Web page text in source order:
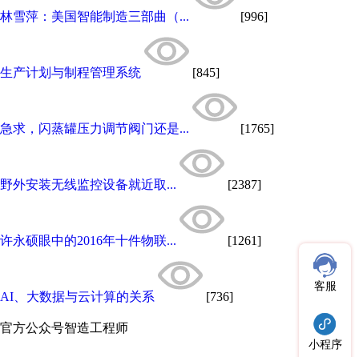
林雪萍：美国智能制造三部曲（... [996]
生产计划与制程管理系统 [845]
急求，闪蒸罐压力调节阀门还是... [1765]
野外安装无线监控设备就近取... [2387]
许永硕眼中的2016年十件物联... [1261]
AI、大数据与云计算的关系 [736]
官方公众号智造工程师
客服
小程序